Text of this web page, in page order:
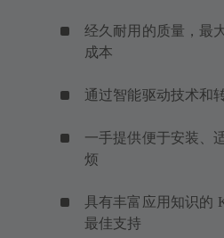
经久耐用的质量，最
成本
通过智能驱动技术和
一手提供便于安装、
烦
具有丰富应用知识的
最佳支持